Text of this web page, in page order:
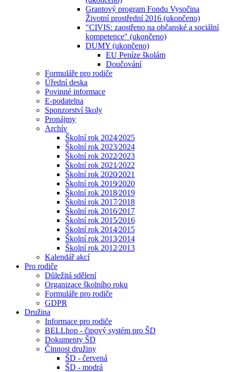
Grantový program Fondu Vysočina
Životní prostřední 2016 (ukončeno)
"CIVIS: zaostřeno na občanské a sociální
kompetence" (ukončeno)
DUMY (ukončeno)
EU Peníze školám
Doučování
Formuláře pro rodiče
Úřední deska
Povinné informace
E-podatelna
Sponzorství školy
Pronájmy
Archív
Školní rok 2024⁄2025
Školní rok 2023⁄2024
Školní rok 2022⁄2023
Školní rok 2021⁄2022
Školní rok 2020⁄2021
Školní rok 2019⁄2020
Školní rok 2018⁄2019
Školní rok 2017⁄2018
Školní rok 2016⁄2017
Školní rok 2015⁄2016
Školní rok 2014⁄2015
Školní rok 2013⁄2014
Školní rok 2012⁄2013
Kalendář akcí
Pro rodiče
Důležitá sdělení
Organizace školního roku
Formuláře pro rodiče
GDPR
Družina
Informace pro rodiče
BELLhop - čipový systém pro ŠD
Dokumenty ŠD
Činnost družiny
ŠD - červená
ŠD - modrá